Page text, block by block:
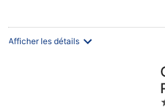
Afficher les détails